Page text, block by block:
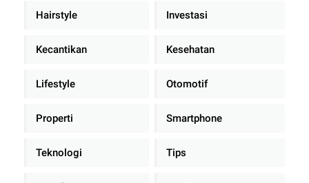
Hairstyle Investasi
Kecantikan Kesehatan
Lifestyle Otomotif
Properti Smartphone
Teknologi Tips